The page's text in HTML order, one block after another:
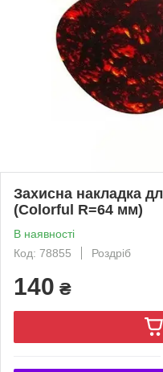
Захисна накладка
(Colorful R=64 мм)
В наявності
Код: 78855
Роздріб
140 ₴